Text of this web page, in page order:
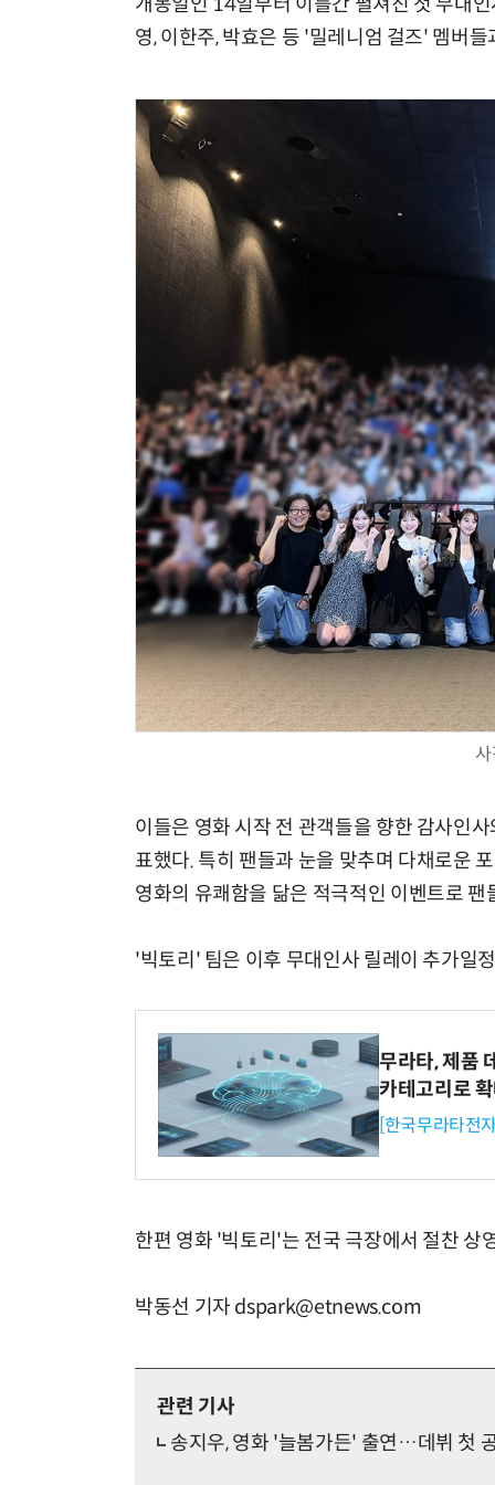
영, 이한주, 박효은 등 '밀레니엄 걸즈' 멤버
이들은 영화 시작 전 관객들을 향한 감사인
표했다. 특히 팬들과 눈을 맞추며 다채로운
영화의 유쾌함을 닮은 적극적인 이벤트로 팬
'빅토리' 팀은 이후 무대인사 릴레이 추가일
무라타, 제품
카테고리로
[한국무라타전
한편 영화 '빅토리'는 전국 극장에서 절찬 상
박동선 기자 dspark@etnews.com
관련 기사
송지우, 영화 '늘봄가든' 출연…데뷔 첫